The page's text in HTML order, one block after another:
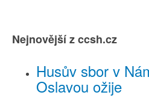
Nejnovější z ccsh.cz
Husův sbor v
Oslavou ožije